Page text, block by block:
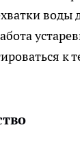
воды
к